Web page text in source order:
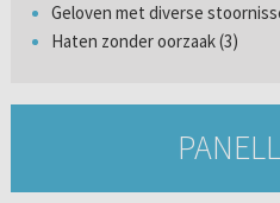
Geloven met diverse
Haten zonder oorzaak (3)